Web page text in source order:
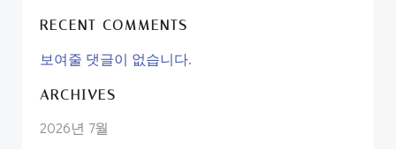
RECENT COMMENTS
보여줄 댓글이 없습니다.
ARCHIVES
2026년 7월